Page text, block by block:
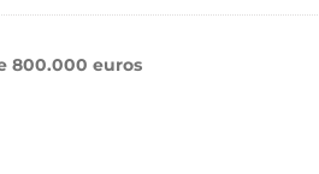
800.000 euros